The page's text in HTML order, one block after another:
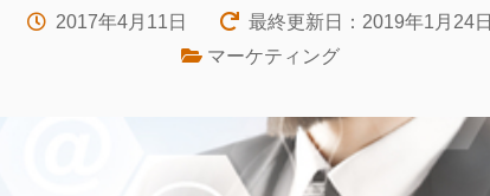
2017年4月11日
最終更新日：2019年1月24日
マーケティング